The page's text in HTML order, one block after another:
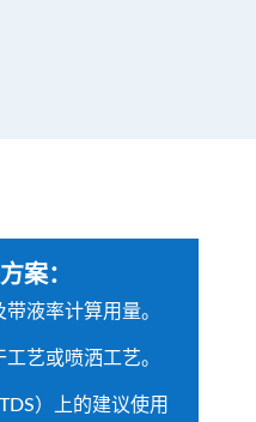
案：
液率计算用量。
艺或喷洒工艺。
）上的建议使用